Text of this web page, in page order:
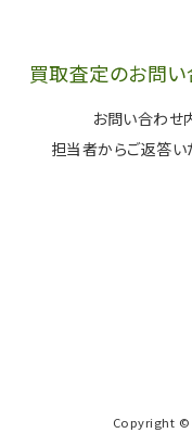
買取査定のお問い
お問い合わせ
担当者からご返答い
Copyright ©